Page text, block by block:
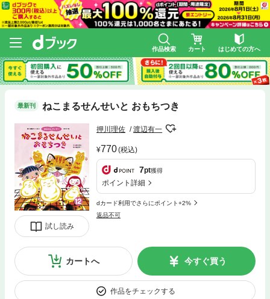
作品検索 カート はじめての方へ
最新刊 ねこまるせんせいと おもちつき
試し読み
押川理佐 渡辺有一
770(税込)
7pt獲得
ポイント詳細
dカード利用でさらにポイント+2%
返品不可
カートへ 今すぐ買う
作品をチェックする